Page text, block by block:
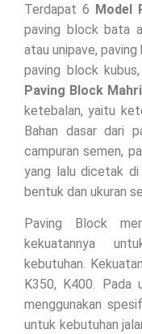
Terdapat 6 Model
paving block bata
atau unipave,
paving block
Paving Block
ketebalan, yaitu
Bahan dasar dari
campuran semen,
yang lalu dicetak di
bentuk dan ukuran
Paving Block
kekuatannya
kebutuhan.
K350, K400. Pada
menggunakan
untuk kebutuhan